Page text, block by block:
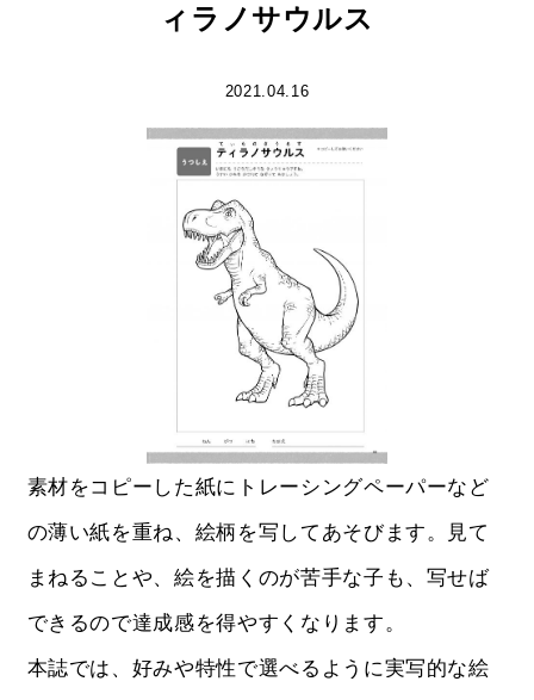
ィラノサウルス
2021.04.16
素材をコピーした紙にトレーシングペーパーなど
の薄い紙を重ね、絵柄を写してあそびます。見て
まねることや、絵を描くのが苦手な子も、写せば
できるので達成感を得やすくなります。
本誌では、好みや特性で選べるように実写的な絵